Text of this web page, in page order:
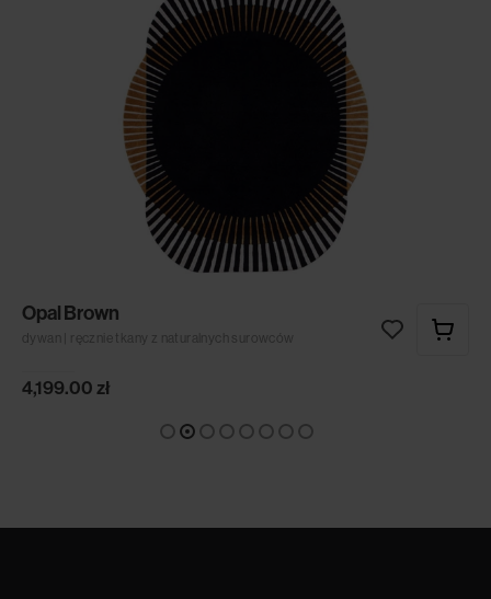
Opal Brown
dywan | ręcznie tkany z naturalnych surowców
4,199.00 zł